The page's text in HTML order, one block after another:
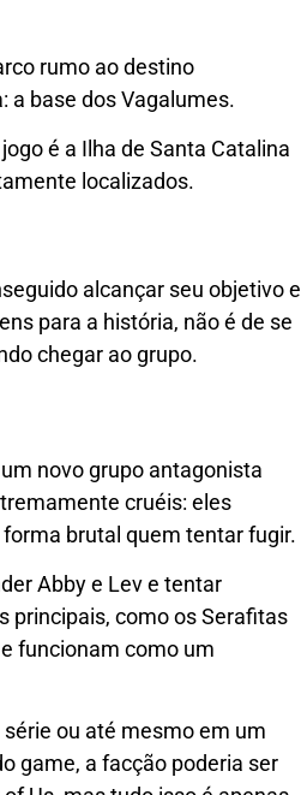
rumo ao destino
a base dos Vagalumes.
é a Ilha de Santa Catalina
localizados.
alcançar seu objetivo e
para a história, não é de se
chegar ao grupo.
novo grupo antagonista
cruéis: eles
brutal quem tentar fugir.
Abby e Lev e tentar
principais, como os Serafitas
funcionam como um
ou até mesmo em um
game, a facção poderia ser